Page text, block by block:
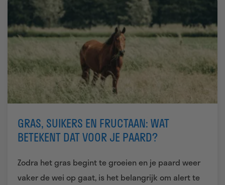
GRAS, SUIKERS EN FRUCTAAN: WAT
BETEKENT DAT VOOR JE PAARD?
Zodra het gras begint te groeien en je paard weer
vaker de wei op gaat, is het belangrijk om alert te